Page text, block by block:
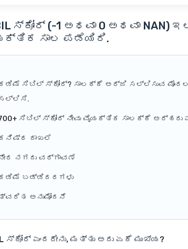
ಸ್ಕೋರ್ (-1 ಅಥವಾ 0 ಅಥವಾ
ಸಾಲ ಪಡೆಯಿರಿ.
ಸಿಬಿಲ್ ಸ್ಕೋರ್? ಸಾಲಕ್ಕೆ ಅರ್ಜಿ ಸಲ್ಲಿಸುವ
ಸಿಬಿಲ್ ಸ್ಕೋರ್ ನೀವು ವೈಯಕ್ತಿಕ ಸಾಲಕ್ಕೆ
ದಾಖಲೆ
ನಗದು ವರ್ಗಾವಣೆ
ಬಡ್ಡಿದರಗಳು
ಅನುಮೋದನೆ
ಸ್ಕೋರ್ ಎಂದರೇನು, ಮತ್ತು ಅದು ಏಕೆ ಮುಖ್ಯ?